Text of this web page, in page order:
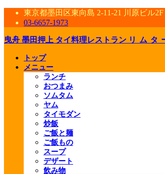
東京都墨田区東向島 2-11-21 川原ビル2F
03-6657-1973
曳舟 墨田押上 タイ料理レストラン リムタ
トップ
メニュー
ランチ
おつまみ
ソムタム
ヤム
タイモダン
炒飯
ご飯と麺
ご飯もの
スープ
デザート
飲み物